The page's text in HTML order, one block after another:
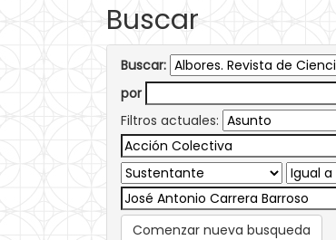
Buscar
Buscar:
por
Filtros actuales:
Comenzar nueva busqueda